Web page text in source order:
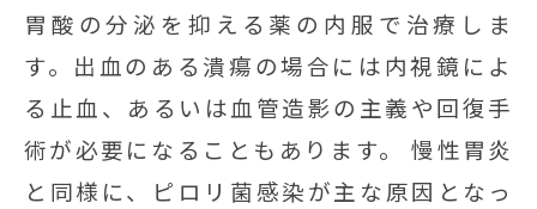
胃酸の分泌を抑える薬の内服で治療しま
す。出血のある潰瘍の場合には内視鏡によ
る止血、あるいは血管造影の主義や回復手
術が必要になることもあります。 慢性胃炎
と同様に、ピロリ菌感染が主な原因となっ